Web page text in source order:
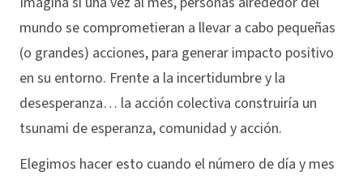
mundo se comprometieran a llevar a cabo pequeñas
(o grandes) acciones, para generar impacto positivo
en su entorno. Frente a la incertidumbre y la
desesperanza… la acción colectiva construiría un
tsunami de esperanza, comunidad y acción.
Elegimos hacer esto cuando el número de día y mes